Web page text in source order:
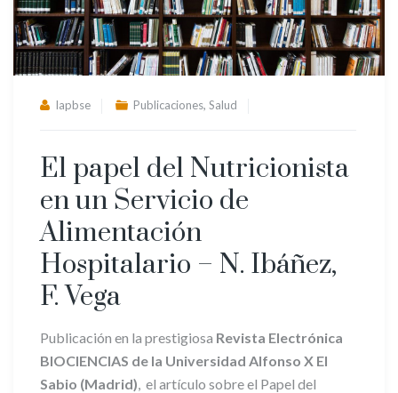
lapbse Publicaciones, Salud
El papel del Nutricionista
en un Servicio de
Alimentación
Hospitalario – N. Ibáñez,
F. Vega
Publicación en la prestigiosa Revista Electrónica
BIOCIENCIAS de la Universidad Alfonso X El
Sabio (Madrid) , el artículo sobre el Papel del